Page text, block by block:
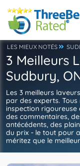
LES MIEUX NOTÉS
3 Meilleurs
Sudbury,
Les 3 meilleurs
par des experts.
inspection rigoureuse
des commentaires,
antécédents, des
du prix - le tout pour
méritez que le